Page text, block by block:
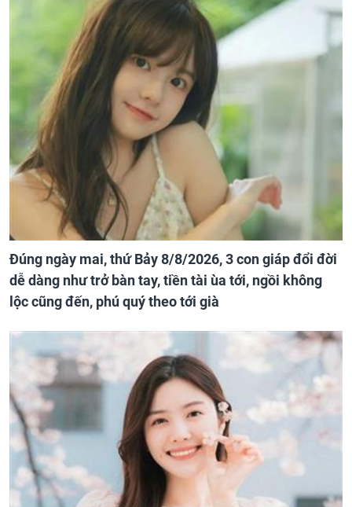
Đúng ngày mai, thứ Bảy 8/8/2026, 3 con giáp đổi đời
dễ dàng như trở bàn tay, tiền tài ùa tới, ngồi không
lộc cũng đến, phú quý theo tới già